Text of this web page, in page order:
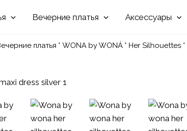
Вечерние Аксессуары
платья " WONA by WONÁ" Her Silhouettes"